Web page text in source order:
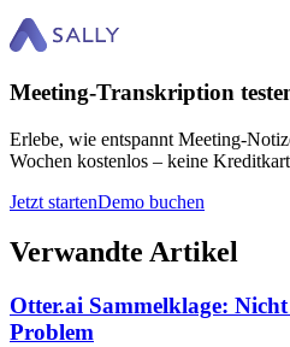
Meeting-Transkription
Erlebe, wie entspannt Meeting-
Wochen kostenlos – keine
Jetzt startenDemo buchen
Verwandte Artikel
Otter.ai Sammelklage:
Problem